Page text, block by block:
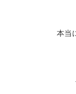
本当